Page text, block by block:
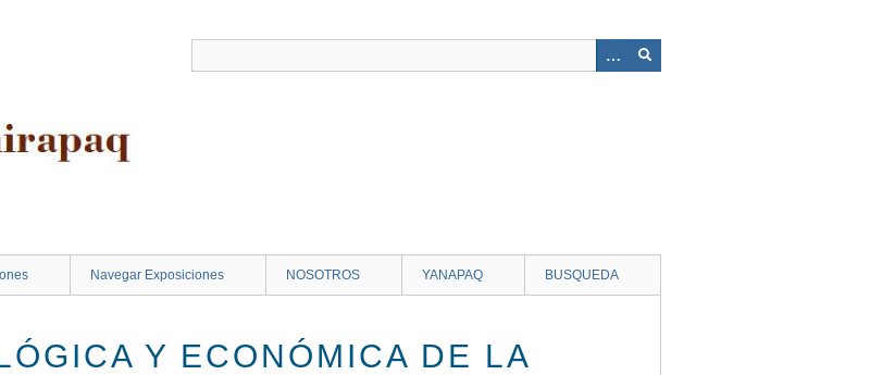
Navegar Exposiciones NOSOTROS YANAPAQ BUSQUEDA
Y ECONÓMICA DE LA